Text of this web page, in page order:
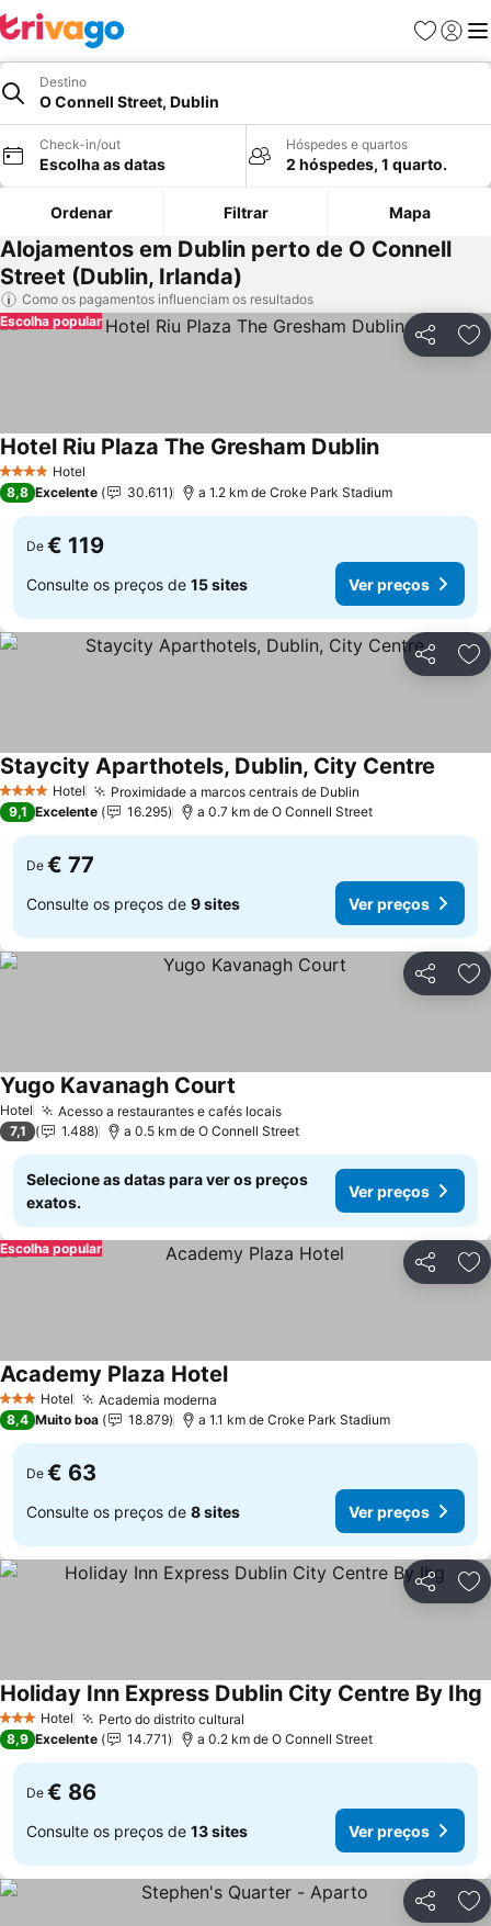
Favoritos
Iniciar
Destino
O Connell Street, Dublin
Check-in/out
Escolha as datas
Hóspedes e quartos
2 hóspedes, 1 quarto.
Ordenar Filtrar Mapa
Alojamentos em Dublin perto de O Connell
Street (Dublin, Irlanda)
Como os pagamentos influenciam os resultados
Partilhar
Escolha popular
4 EstrelasHotel
Hotel Riu Plaza The Gresham DublinVer preços
8,8 Excelente 30.611 a 1.2 km de Croke Park Stadium
De € 119
Consulte os preços de 15 sites Ver preços
Partilhar
4 EstrelasHotel Proximidade a marcos centrais de Dublin
Staycity Aparthotels, Dublin, City Centre
9,1 Excelente 16.295 a 0.7 km de O Connell Street
De € 77
Consulte os preços de 9 sites Ver preços
Partilhar
Hotel Acesso a restaurantes e cafés locaisVer preços
Yugo Kavanagh Court
7,1 1.488 a 0.5 km de O Connell Street
Selecione as datas para ver os preços
exatos.
Ver preços
Partilhar
Escolha popular
3 EstrelasHotel Academia moderna
Academy Plaza HotelVer preços
8,4 Muito boa 18.879 a 1.1 km de Croke Park Stadium
De € 63
Consulte os preços de 8 sites Ver preços
Partilhar
3 EstrelasHotel Perto do distrito cultural
Holiday Inn Express Dublin City Centre By Ihg
8,9 Excelente 14.771 a 0.2 km de O Connell Street
De € 86
Consulte os preços de 13 sites Ver preços
Partilhar